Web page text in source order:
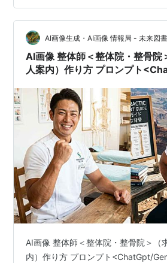
最大限に伝え、患者様が安心して足
ための具体的なステップを見ていき
AI画像生成・AI画像 情報局 - 未来図書
AI画像 整体師＜整体院・整骨院
人案内）作り方 プロンプト
AI画像 整体師＜整体院・整骨院＞（
内）作り方 プロンプト<ChatGpt/